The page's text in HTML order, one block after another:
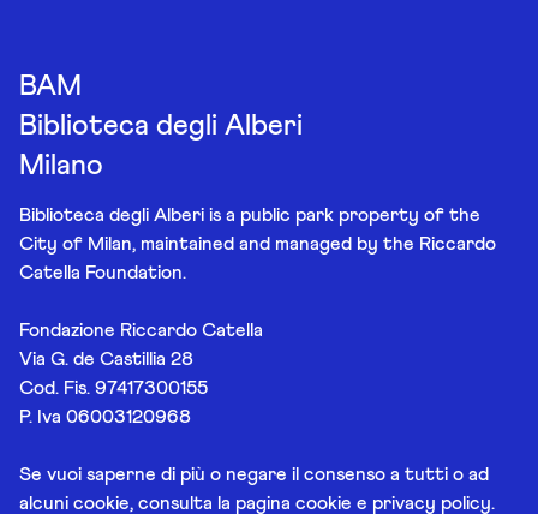
BAM
Biblioteca degli Alberi
Milano
Biblioteca degli Alberi is a public park property of the
City of Milan, maintained and managed by the Riccardo
Catella Foundation.
Fondazione Riccardo Catella
Via G. de Castillia 28
Cod. Fis. 97417300155
P. Iva 06003120968
Se vuoi saperne di più o negare il consenso a tutti o ad
alcuni cookie, consulta la pagina cookie e privacy policy.